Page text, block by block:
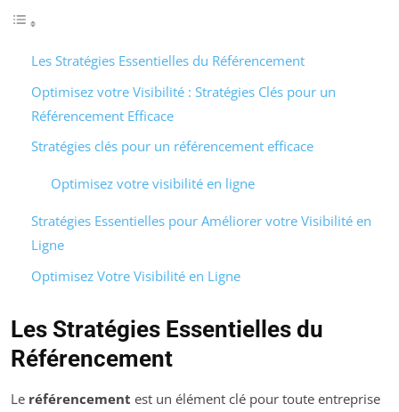
Les Stratégies Essentielles du Référencement
Optimisez votre Visibilité : Stratégies Clés pour un
Référencement Efficace
Stratégies clés pour un référencement efficace
Optimisez votre visibilité en ligne
Stratégies Essentielles pour Améliorer votre Visibilité en
Ligne
Optimisez Votre Visibilité en Ligne
Les Stratégies Essentielles du
Référencement
Le référencement est un élément clé pour toute entreprise